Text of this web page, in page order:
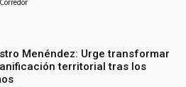
Menéndez: Urge transformar
territorial tras los